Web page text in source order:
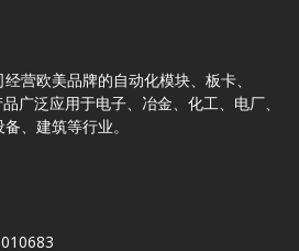
营欧美品牌的自动化模块、板卡、
广泛应用于电子、冶金、化工、电厂、
、建筑等行业。